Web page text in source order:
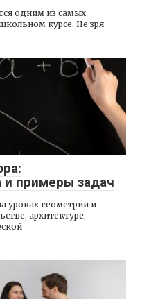
одним из самых
курсе. Не зря
и примеры задач
уроках геометрии и
архитектуре,